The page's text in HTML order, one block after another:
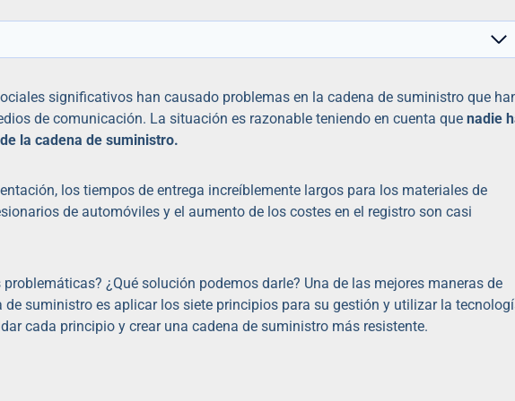
significativos han causado problemas en la cadena de suministro que
de comunicación. La situación es razonable teniendo en cuenta que nadie
la cadena de suministro.
los tiempos de entrega increíblemente largos para los materiales de
de automóviles y el aumento de los costes en el registro son casi
¿Qué solución podemos darle? Una de las mejores maneras de
suministro es aplicar los siete principios para su gestión y utilizar la
cada principio y crear una cadena de suministro más resistente.